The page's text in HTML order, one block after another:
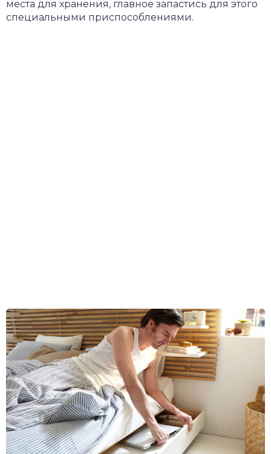
места для хранения, главное запастись для этого
специальными приспособлениями.